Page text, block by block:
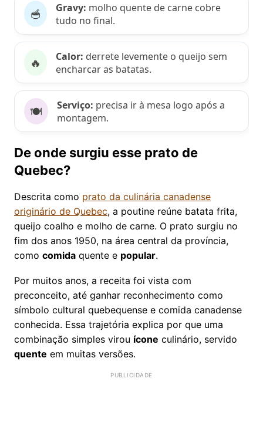
🥣 Gravy: molho quente de carne cobre
tudo no final.
🔥 Calor: derrete levemente o queijo sem
encharcar as batatas.
🍽️ Serviço: precisa ir à mesa logo após a
montagem.
De onde surgiu esse prato de
Quebec?
Descrita como prato da culinária canadense
originário de Quebec, a poutine reúne batata frita,
queijo coalho e molho de carne. O prato surgiu no
fim dos anos 1950, na área central da província,
como comida quente e popular.
Por muitos anos, a receita foi vista com
preconceito, até ganhar reconhecimento como
símbolo cultural quebequense e comida canadense
conhecida. Essa trajetória explica por que uma
combinação simples virou ícone culinário, servido
quente em muitas versões.